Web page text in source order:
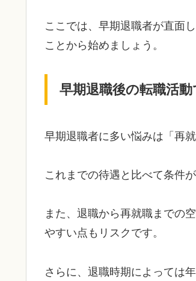
ここでは、早期退職者が直面
ことから始めましょう。
早期退職後の転職活
早期退職者に多い悩みは「再
これまでの待遇と比べて条件
また、退職から再就職までの
やすい点もリスクです。
さらに、退職時期によっては